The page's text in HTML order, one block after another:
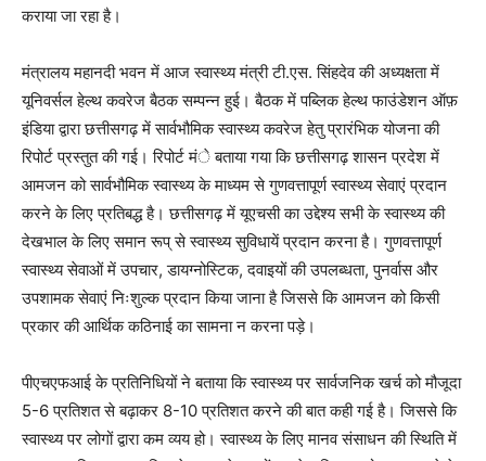
कराया जा रहा है।
मंत्रालय महानदी भवन में आज स्वास्थ्य मंत्री टी.एस. सिंहदेव की अध्यक्षता में
यूनिवर्सल हेल्थ कवरेज बैठक सम्पन्न हुई। बैठक में पब्लिक हेल्थ फाउंडेशन ऑफ़
इंडिया द्वारा छत्तीसगढ़ में सार्वभौमिक स्वास्थ्य कवरेज हेतु प्रारंभिक योजना की
रिपोर्ट प्रस्तुत की गई। रिपोर्ट मंे बताया गया कि छत्तीसगढ़ शासन प्रदेश में
आमजन को सार्वभौमिक स्वास्थ्य के माध्यम से गुणवत्तापूर्ण स्वास्थ्य सेवाएं प्रदान
करने के लिए प्रतिबद्ध है। छत्तीसगढ़ में यूएचसी का उद्देश्य सभी के स्वास्थ्य की
देखभाल के लिए समान रूप् से स्वास्थ्य सुविधायें प्रदान करना है। गुणवत्तापूर्ण
स्वास्थ्य सेवाओं में उपचार, डायग्नोस्टिक, दवाइयों की उपलब्धता, पुनर्वास और
उपशामक सेवाएं निःशुल्क प्रदान किया जाना है जिससे कि आमजन को किसी
प्रकार की आर्थिक कठिनाई का सामना न करना पड़े।
पीएचएफआई के प्रतिनिधियों ने बताया कि स्वास्थ्य पर सार्वजनिक खर्च को मौजूदा
5-6 प्रतिशत से बढ़ाकर 8-10 प्रतिशत करने की बात कही गई है। जिससे कि
स्वास्थ्य पर लोगों द्वारा कम व्यय हो। स्वास्थ्य के लिए मानव संसाधन की स्थिति में